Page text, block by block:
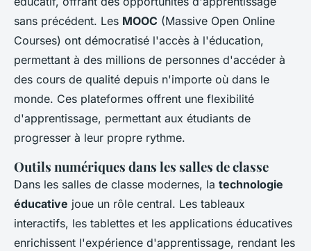
sans précédent. Les MOOC (Massive Open Online
Courses) ont démocratisé l'accès à l'éducation,
permettant à des millions de personnes d'accéder à
des cours de qualité depuis n'importe où dans le
monde. Ces plateformes offrent une flexibilité
d'apprentissage, permettant aux étudiants de
progresser à leur propre rythme.
Outils numériques dans les salles de classe
Dans les salles de classe modernes, la technologie
éducative joue un rôle central. Les tableaux
interactifs, les tablettes et les applications éducatives
enrichissent l'expérience d'apprentissage, rendant les